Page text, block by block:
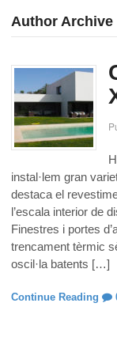
Author Archive
instal·lem gran
destaca el
l’escala interior de
Finestres i portes
trencament tèrmic
oscil·la batents […]
Continue Reading